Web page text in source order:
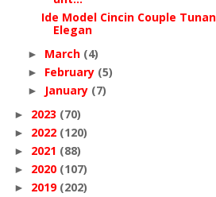
Ide Model Cincin Couple
Elegan
► March (4)
► February (5)
► January (7)
► 2023 (70)
► 2022 (120)
► 2021 (88)
► 2020 (107)
► 2019 (202)